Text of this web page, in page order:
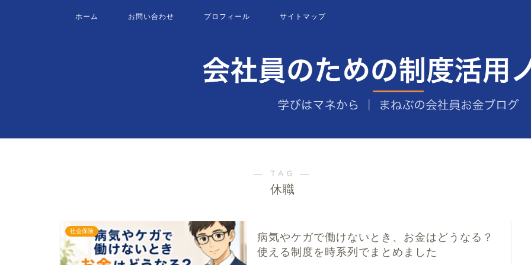
ホーム お問い合わせ プロフィール サイトマップ
― TAG ―
休職
社会保険
病気やケガで働けないとき、お金はどうなる？
使える制度を時系列でまとめました